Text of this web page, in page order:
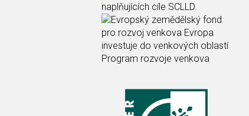
naplňujících cíle SCLLD.